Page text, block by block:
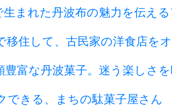
まれた丹波布の魅力を伝え
移住して、古民家の洋食店を
富な丹波菓子。迷う楽しさ
できる、まちの駄菓子屋さん